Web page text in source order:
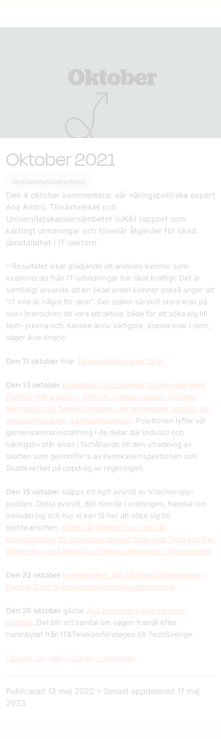
Oktober 2021
Verksamhetsberättelse
Den 4 oktober kommenterar vår näringspolitiska expert
Ana Andric Tillväxtverket och
Universitetskanslersämbetet (UKÄ) rapport som
kartlagt utmaningar och föreslår åtgärder för ökad
jämställdhet i IT-sektorn.
– Resultatet visar glädjande att andelen kvinnor som
examinerats från IT-utbildningar har ökat kraftigt. Det är
samtidigt oroande att en ökad andel kvinnor också anger att
”IT inte är något för dem”. Det ställer särskilt stora krav på
oss i branschen att vara attraktiva, både för att söka sig till
tech-yrkena och, kanske ännu viktigare, stanna kvar i dem,
säger Ana Andric.
Den 11 oktober friar Telekområdgivarna 15 år.
Den 13 oktober publicerar TechSverige tillsammans med
ElektronikBranschen, APPLiA, Svensk Handel, Svenskt
Näringsliv och Teknikföretagen en gemensam position om
elektronikskatten (kemikalieskatten). Positionen lyfter vår
gemensamma inställning i de delar där industri och
näringsliv står enad i förhållande till den utredning av
skatten som genomförts av Kemikalieinspektionen och
Skatteverket på uppdrag av regeringen.
Den 15 oktober släpps ett nytt avsnitt av Vitecherupp-
podden. Detta avsnitt, det nionde i ordningen, handlar om
inkludering och hur vi kan få fler att söka sig till
techbranschen. Gäster är Binette Seck som är
konceptledare för innovationshuset Changers Tech och Per
Wallentin, vd på Knowit och styrelseledamot i TechSverige.
Den 22 oktober kommenterar vår näringspolitiska expert
Fredrik Sand regeringens nationella datastrategi.
Den 29 oktober gästar Åsa Zetterberg Vitecherupp-
podden. Det blir ett samtal om vägen framåt efter
namnbytet från IT&Telekomföretagen till TechSverige.
Läs mer om vad vi gjorde i november
Publicerad 12 maj 2022 • Senast uppdaterad 11 maj
2023